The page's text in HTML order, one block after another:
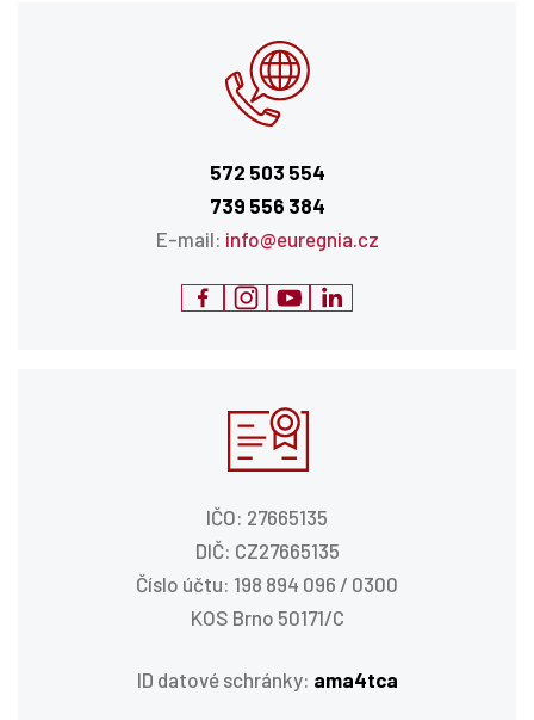
572 503 554
739 556 384
E-mail: info@euregnia.cz
IČO: 27665135
DIČ: CZ27665135
Číslo účtu: 198 894 096 / 0300
KOS Brno 50171/C
ID datové schránky: ama4tca